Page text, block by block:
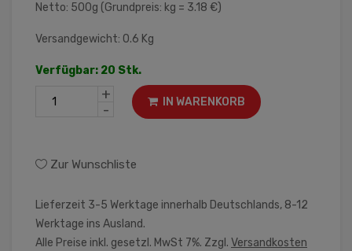
Netto: 500g (Grundpreis: kg = 3.18 €)
Versandgewicht: 0.6 Kg
Verfügbar: 20 Stk.
+
-
IN WARENKORB
Zur Wunschliste
Lieferzeit 3-5 Werktage innerhalb Deutschlands, 8-12
Werktage ins Ausland.
Alle Preise inkl. gesetzl. MwSt 7%. Zzgl. Versandkosten